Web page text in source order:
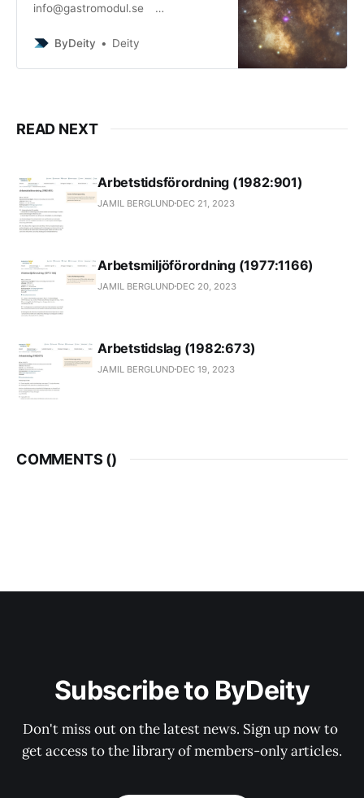
info@gastromodul.se
10 69 33 Deity Solutions
https://deitysolutions.se +(46) 35
https://deityconsulting.no +(47)
33 99 40 80 Deity post@deity.no
ByDeity Deity
READ NEXT
Arbetstidsförordning (1982:901)
JAMIL BERGLUND DEC 21, 2023
Arbetsmiljöförordning (1977:1166)
JAMIL BERGLUND DEC 20, 2023
Arbetstidslag (1982:673)
JAMIL BERGLUND DEC 19, 2023
COMMENTS ()
Subscribe to ByDeity
Don't miss out on the latest news. Sign up now to
get access to the library of members-only articles.